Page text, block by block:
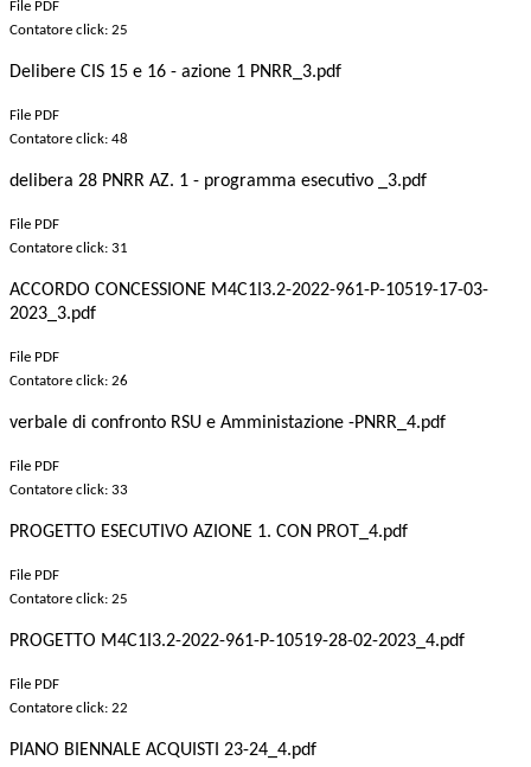
File PDF
Contatore click: 25
Delibere CIS 15 e 16 - azione 1 PNRR_3.pdf
File PDF
Contatore click: 48
delibera 28 PNRR AZ. 1 - programma esecutivo _3.pdf
File PDF
Contatore click: 31
ACCORDO CONCESSIONE M4C1I3.2-2022-961-P-10519-17-03-
2023_3.pdf
File PDF
Contatore click: 26
verbale di confronto RSU e Amministazione -PNRR_4.pdf
File PDF
Contatore click: 33
PROGETTO ESECUTIVO AZIONE 1. CON PROT_4.pdf
File PDF
Contatore click: 25
PROGETTO M4C1I3.2-2022-961-P-10519-28-02-2023_4.pdf
File PDF
Contatore click: 22
PIANO BIENNALE ACQUISTI 23-24_4.pdf